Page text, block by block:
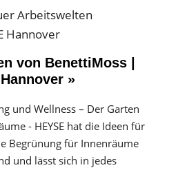
von BenettiMoss |
»
und Wellness – Der Garten
- HEYSE hat die Ideen für
Begrünung für Innenräume
und lässt sich in jedes